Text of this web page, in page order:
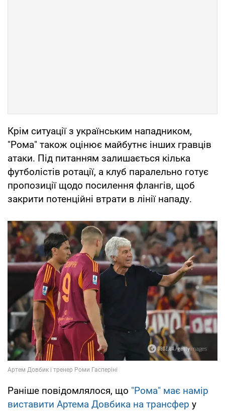
Крім ситуації з українським нападником,
"Рома" також оцінює майбутнє інших гравців
атаки. Під питанням залишається кілька
футболістів ротації, а клуб паралельно готує
пропозиції щодо посилення флангів, щоб
закрити потенційні втрати в лінії нападу.
Раніше повідомлялося, що "Рома" має намір
виставити Артема Довбика на трансфер у